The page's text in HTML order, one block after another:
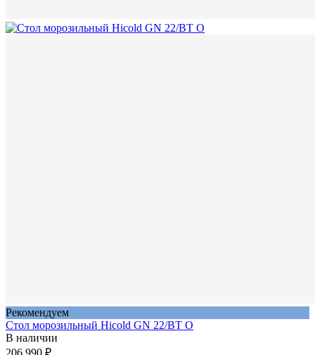
Рекомендуем
Стол морозильный Hicold GN 22/BT O
В наличии
206 990 ₽